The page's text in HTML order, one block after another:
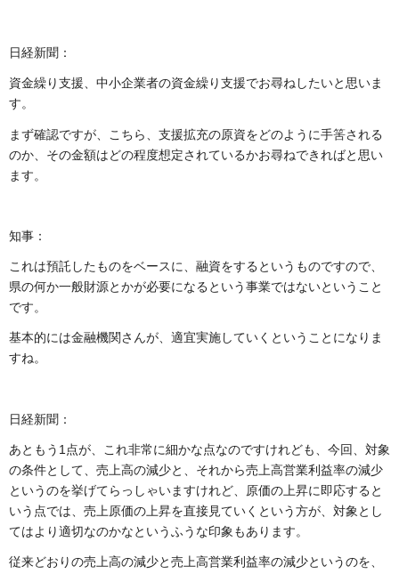
日経新聞：
資金繰り支援、中小企業者の資金繰り支援でお尋ねしたいと思いま
す。
まず確認ですが、こちら、支援拡充の原資をどのように手筈される
のか、その金額はどの程度想定されているかお尋ねできればと思い
ます。
知事：
これは預託したものをベースに、融資をするというものですので、
県の何か一般財源とかが必要になるという事業ではないということ
です。
基本的には金融機関さんが、適宜実施していくということになりま
すね。
日経新聞：
あともう1点が、これ非常に細かな点なのですけれども、今回、対象
の条件として、売上高の減少と、それから売上高営業利益率の減少
というのを挙げてらっしゃいますけれど、原価の上昇に即応すると
いう点では、売上原価の上昇を直接見ていくという方が、対象とし
てはより適切なのかなというふうな印象もあります。
従来どおりの売上高の減少と売上高営業利益率の減少というのを、